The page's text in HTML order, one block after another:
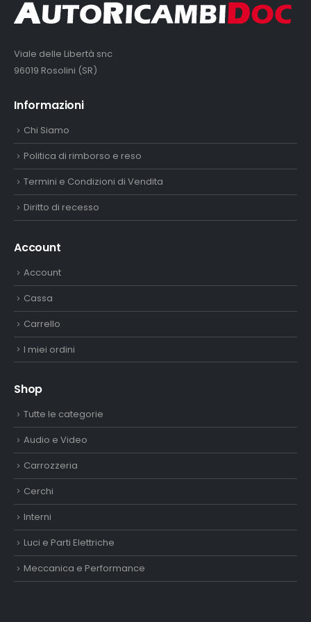
Viale delle Libertà snc
96019 Rosolini (SR)
Informazioni
Chi Siamo
Politica di rimborso e reso
Termini e Condizioni di Vendita
Diritto di recesso
Account
Account
Cassa
Carrello
I miei ordini
Shop
Tutte le categorie
Audio e Video
Carrozzeria
Cerchi
Interni
Luci e Parti Elettriche
Meccanica e Performance